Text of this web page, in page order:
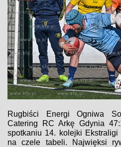
Rugbiści Energi Ogniwa
Catering RC Arkę Gdynia
spotkaniu 14. kolejki
na czele tabeli. Najwięksi